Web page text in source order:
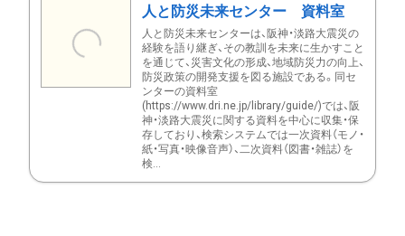
人と防災未来センター 資料室
人と防災未来センターは、阪神・淡路大震災の
経験を語り継ぎ、その教訓を未来に生かすこと
を通じて、災害文化の形成、地域防災力の向上、
防災政策の開発支援を図る施設である。同セ
ンターの資料室
(https://www.dri.ne.jp/library/guide/)では、阪
神・淡路大震災に関する資料を中心に収集・保
存しており、検索システムでは一次資料（モノ・
紙・写真・映像音声）、二次資料（図書・雑誌）を
検...